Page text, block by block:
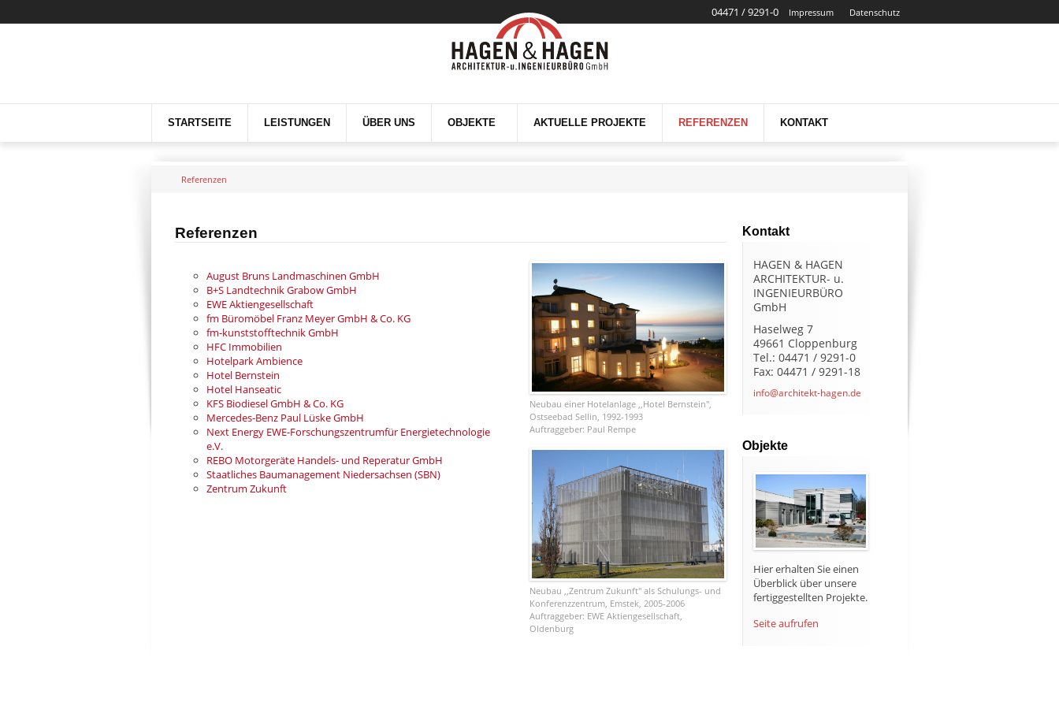
04471 / 9291-0 Impressum Datenschutz
STARTSEITE LEISTUNGEN ÜBER UNS OBJEKTE AKTUELLE PROJEKTE REFERENZEN KONTAKT
Referenzen
Referenzen
Neubau einer Hotelanlage ,,Hotel Bernstein",
Ostseebad Sellin, 1992-1993
Auftraggeber: Paul Rempe
Neubau ,,Zentrum Zukunft" als Schulungs- und
Konferenzzentrum, Emstek, 2005-2006
Auftraggeber: EWE Aktiengesellschaft,
Oldenburg
August Bruns Landmaschinen GmbH
B+S Landtechnik Grabow GmbH
EWE Aktiengesellschaft
fm Büromöbel Franz Meyer GmbH & Co. KG
fm-kunststofftechnik GmbH
HFC Immobilien
Hotelpark Ambience
Hotel Bernstein
Hotel Hanseatic
KFS Biodiesel GmbH & Co. KG
Mercedes-Benz Paul Lüske GmbH
Next Energy EWE-Forschungszentrumfür Energietechnologie
e.V.
REBO Motorgeräte Handels- und Reperatur GmbH
Staatliches Baumanagement Niedersachsen (SBN)
Zentrum Zukunft
Kontakt
HAGEN & HAGEN
ARCHITEKTUR- u.
INGENIEURBÜRO
GmbH
Haselweg 7
49661 Cloppenburg
Tel.: 04471 / 9291-0
Fax: 04471 / 9291-18
info@architekt-hagen.de
Objekte
Hier erhalten Sie einen
Überblick über unsere
fertiggestellten Projekte.
Seite aufrufen